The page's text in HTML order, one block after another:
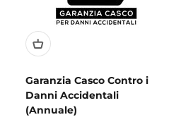
Garanzia Casco Contro i
Danni Accidentali
(Annuale)